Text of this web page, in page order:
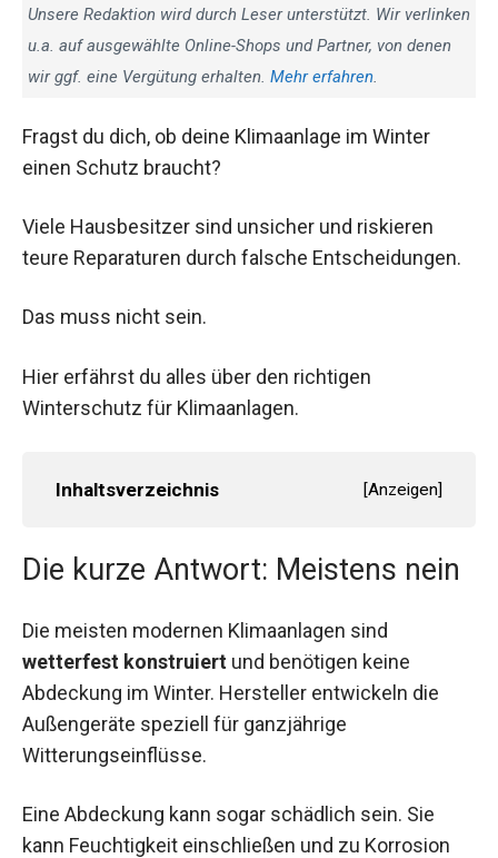
Unsere Redaktion wird durch Leser unterstützt. Wir verlinken
u.a. auf ausgewählte Online-Shops und Partner, von denen
wir ggf. eine Vergütung erhalten. Mehr erfahren.
Fragst du dich, ob deine Klimaanlage im Winter
einen Schutz braucht?
Viele Hausbesitzer sind unsicher und riskieren
teure Reparaturen durch falsche Entscheidungen.
Das muss nicht sein.
Hier erfährst du alles über den richtigen
Winterschutz für Klimaanlagen.
Inhaltsverzeichnis [Anzeigen]
Die kurze Antwort: Meistens nein
Die meisten modernen Klimaanlagen sind
wetterfest konstruiert und benötigen keine
Abdeckung im Winter. Hersteller entwickeln die
Außengeräte speziell für ganzjährige
Witterungseinflüsse.
Eine Abdeckung kann sogar schädlich sein. Sie
kann Feuchtigkeit einschließen und zu Korrosion